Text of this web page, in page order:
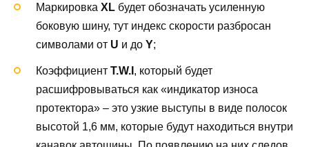
Маркировка XL будет обозначать усиленную
боковую шину, тут индекс скорости разбросан
символами от U и до Y;
Коэффициент T.W.I , который будет
расшифровываться как «индикатор износа
протектора» – это узкие выступы в виде полосок
высотой 1,6 мм, которые будут находиться внутри